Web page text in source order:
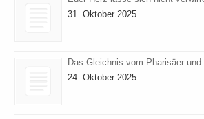
31. Oktober 2025
Das Gleichnis vom Pharisäer
24. Oktober 2025